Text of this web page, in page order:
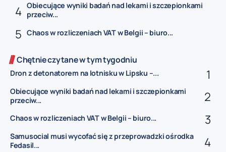
Obiecujące wyniki badań nad lekami i szczepionkami
przeciw...
Chaos w rozliczeniach VAT w Belgii – biuro...
Chętnie czytane w tym tygodniu
Dron z detonatorem na lotnisku w Lipsku –...
Obiecujące wyniki badań nad lekami i szczepionkami
przeciw...
Chaos w rozliczeniach VAT w Belgii – biuro...
Samusocial musi wycofać się z przeprowadzki ośrodka
Fedasil...